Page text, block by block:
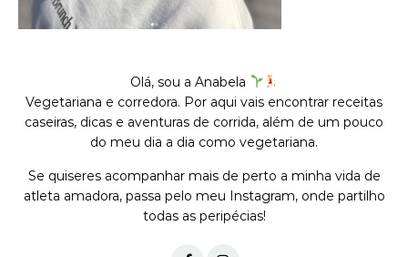
Olá, sou a Anabela
Vegetariana e corredora. Por aqui vais encontrar receitas
caseiras, dicas e aventuras de corrida, além de um pouco
do meu dia a dia como vegetariana.
Se quiseres acompanhar mais de perto a minha vida de
atleta amadora, passa pelo meu Instagram, onde partilho
todas as peripécias!